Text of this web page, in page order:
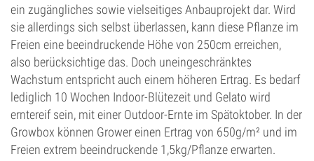
ein zugängliches sowie vielseitiges Anbauprojekt dar. Wird
sie allerdings sich selbst überlassen, kann diese Pflanze im
Freien eine beeindruckende Höhe von 250cm erreichen,
also berücksichtige das. Doch uneingeschränktes
Wachstum entspricht auch einem höheren Ertrag. Es bedarf
lediglich 10 Wochen Indoor-Blütezeit und Gelato wird
erntereif sein, mit einer Outdoor-Ernte im Spätoktober. In der
Growbox können Grower einen Ertrag von 650g/m² und im
Freien extrem beeindruckende 1,5kg/Pflanze erwarten.